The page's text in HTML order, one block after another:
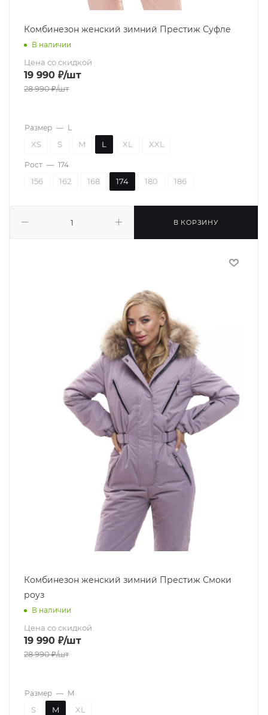
Комбинезон женский зимний Престиж Суфле
В наличии
Цена со скидкой
19 990 ₽/шт
28 990₽/шт
В КОРЗИНУ
Размер — L
XS S M L XL XXL
Рост — 174
156 162 168 174 180 186
Комбинезон женский зимний Престиж Смоки
роуз
В наличии
Цена со скидкой
19 990 ₽/шт
28 990₽/шт
Размер — M
S M XL